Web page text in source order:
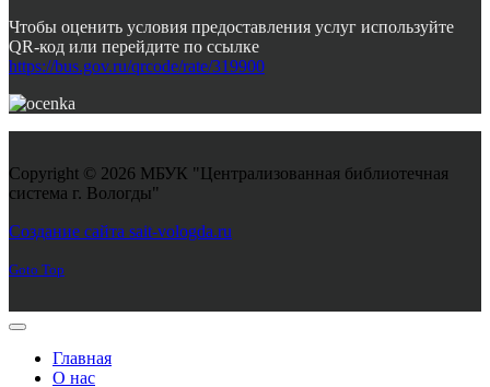
Чтобы оценить условия предоставления услуг используйте
QR-код или перейдите по ссылке
https://bus.gov.ru/qrcode/rate/319900
Copyright © 2026 МБУК "Централизованная библиотечная
система г. Вологды"
Создание сайта sait-vologda.ru
Goto Top
Главная
О нас